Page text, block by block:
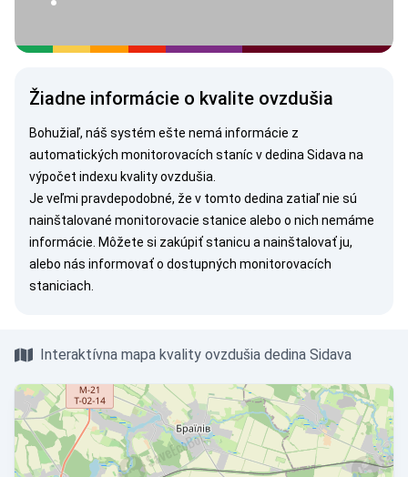
Žiadne informácie o kvalite ovzdušia
Bohužiaľ, náš systém ešte nemá informácie z
automatických monitorovacích staníc v dedina Sidava na
výpočet indexu kvality ovzdušia.
Je veľmi pravdepodobné, že v tomto dedina zatiaľ nie sú
nainštalované monitorovacie stanice alebo o nich nemáme
informácie. Môžete si zakúpiť stanicu a nainštalovať ju,
alebo nás informovaťo dostupných monitorovacích
staniciach.
Interaktívna mapa kvality ovzdušia dedina Sidava